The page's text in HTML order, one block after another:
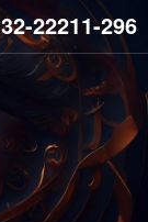
22211-296